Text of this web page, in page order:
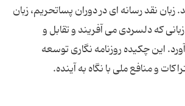
نقد رسانه ای در دوران پساتحریم، زبان
که دلسردی می آفریند و تقابل و
این چکیده روزنامه نگاری توسعه